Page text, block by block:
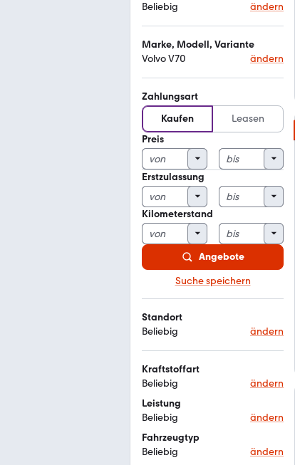
Beliebig
ändern
Marke, Modell, Variante
Volvo V70
ändern
Zahlungsart
Kaufen
Leasen
Preis
Erstzulassung
Kilometerstand
Angebote
Suche speichern
Standort
Beliebig
ändern
Kraftstoffart
Beliebig
ändern
Leistung
Beliebig
ändern
Fahrzeugtyp
Beliebig
ändern